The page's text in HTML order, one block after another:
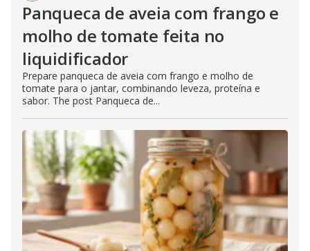
Panqueca de aveia com frango e
molho de tomate feita no
liquidificador
Prepare panqueca de aveia com frango e molho de
tomate para o jantar, combinando leveza, proteína e
sabor. The post Panqueca de...